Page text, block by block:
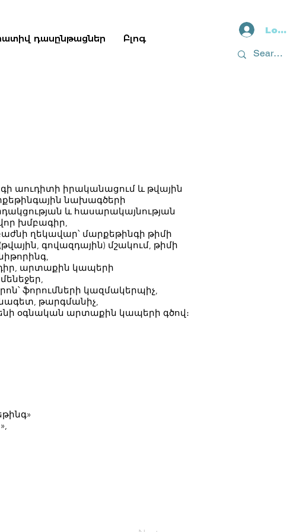
դասընթացներ Բլոգ
Log In
աուդիտի իրականացում և թվային
նախագծերի
և հասարակայնության
խմբագիր,
ղեկավար՝ մարքեթինգի թիմի
գովազդային) մշակում, թիմի
արտաքին կապերի
ֆորումների կազմակերպիչ,
թարգմանիչ,
օգնական արտաքին կապերի գծով։